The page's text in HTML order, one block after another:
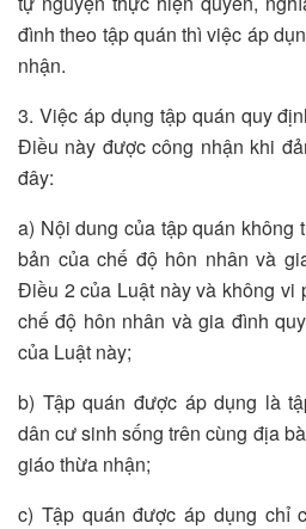
đình theo tập quán thì việc áp
nhận.
3. Việc áp dụng tập quán quy
Điều này được công nhận khi
đây:
a) Nội dung của tập quán không
bản của chế độ hôn nhân và
Điều 2 của Luật này và không vi
chế độ hôn nhân và gia đình
của Luật này;
b) Tập quán được áp dụng là
dân cư sinh sống trên cùng địa
giáo thừa nhận;
c) Tập quán được áp dụng chỉ